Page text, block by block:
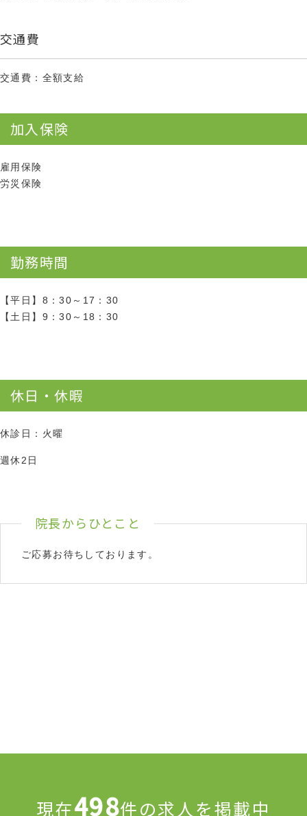
交通費
交通費：全額支給
加入保険
雇用保険
労災保険
勤務時間
【平日】8：30～17：30
【土日】9：30～18：30
休日・休暇
休診日：火曜
週休2日
院長からひとこと
ご応募お待ちしております。
現在498件の求人を掲載中